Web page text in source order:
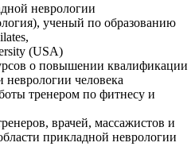
неврологии
ученый по образованию
(USA)
о повышении квалификации
человека
тренером по фитнесу и
врачей, массажистов и
прикладной неврологии